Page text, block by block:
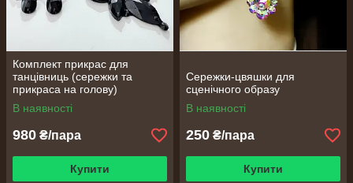
Комплект прикрас для
танцівниць (сережки та
прикраса на голову)
В наявності
980 ₴/пара
Купити
Сережки-цвяшки для
сценічного образу
В наявності
250 ₴/пара
Купити